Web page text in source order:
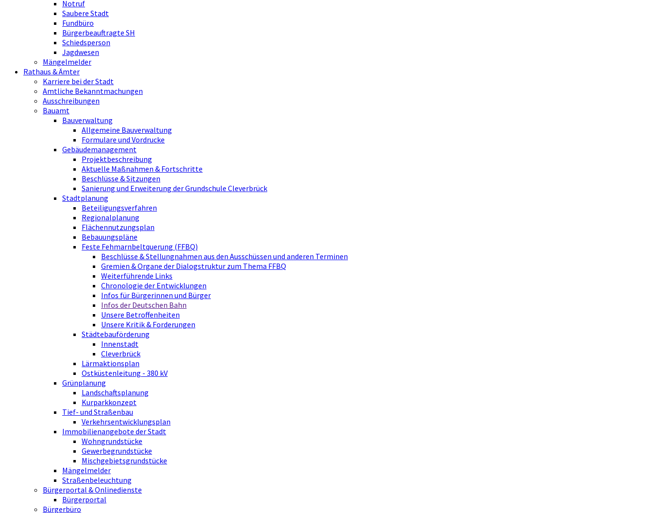
Notruf
Saubere Stadt
Fundbüro
Bürgerbeauftragte SH
Schiedsperson
Jagdwesen
Mängelmelder
Rathaus & Ämter
Karriere bei der Stadt
Amtliche Bekanntmachungen
Ausschreibungen
Bauamt
Bauverwaltung
Allgemeine Bauverwaltung
Formulare und Vordrucke
Gebäudemanagement
Projektbeschreibung
Aktuelle Maßnahmen & Fortschritte
Beschlüsse & Sitzungen
Sanierung und Erweiterung der Grundschule Cleverbrück
Stadtplanung
Beteiligungsverfahren
Regionalplanung
Flächennutzungsplan
Bebauungspläne
Feste Fehmarnbeltquerung (FFBQ)
Beschlüsse & Stellungnahmen aus den Ausschüssen und anderen Terminen
Gremien & Organe der Dialogstruktur zum Thema FFBQ
Weiterführende Links
Chronologie der Entwicklungen
Infos für Bürgerinnen und Bürger
Infos der Deutschen Bahn
Unsere Betroffenheiten
Unsere Kritik & Forderungen
Städtebauförderung
Innenstadt
Cleverbrück
Lärmaktionsplan
Ostküstenleitung - 380 kV
Grünplanung
Landschaftsplanung
Kurparkkonzept
Tief- und Straßenbau
Verkehrsentwicklungsplan
Immobilienangebote der Stadt
Wohngrundstücke
Gewerbegrundstücke
Mischgebietsgrundstücke
Mängelmelder
Straßenbeleuchtung
Bürgerportal & Onlinedienste
Bürgerportal
Bürgerbüro